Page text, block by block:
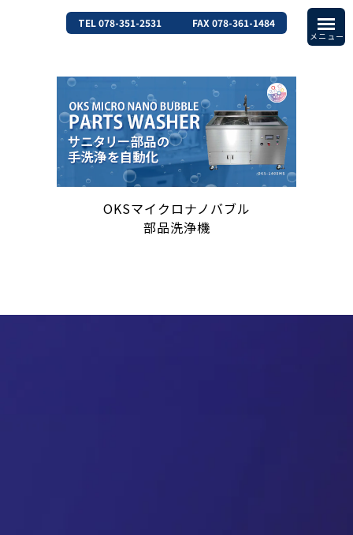
TEL 078-351-2531 FAX 078-361-1484
OKSマイクロナノバブル
部品洗浄機